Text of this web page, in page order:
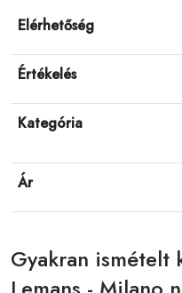
Elérhetőség
Értékelés
Kategória
Ár
Gyakran ismételt